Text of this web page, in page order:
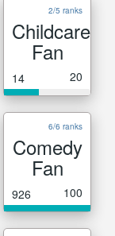
2/5 ranks
Childcare
Fan
14 20
6/6 ranks
Comedy
Fan
926 100